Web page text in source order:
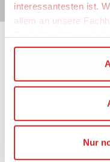
interessantesten ist.
allem an unsere
Wir verwenden den
Dienste einzubinden.
Wenn Sie auf „Alles
Ihrer
Die USA ist ein
Nur
Impressum
Mitgliederportal